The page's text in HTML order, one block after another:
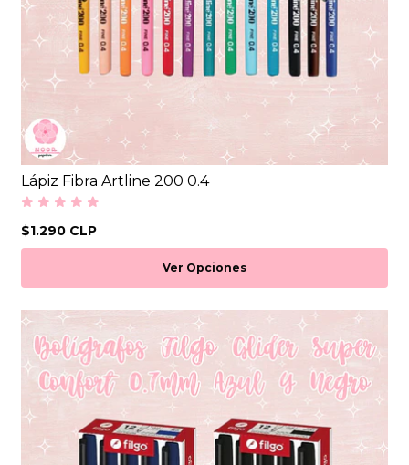
Lápiz Fibra Artline 200 0.4
$1.290 CLP
Ver Opciones